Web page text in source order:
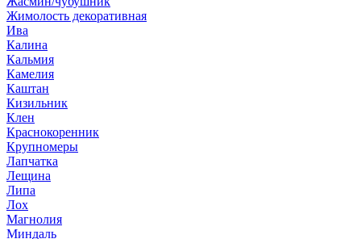
Жимолость декоративная
Ива
Калина
Кальмия
Камелия
Каштан
Кизильник
Клен
Краснокоренник
Крупномеры
Лапчатка
Лещина
Липа
Лох
Магнолия
Миндаль